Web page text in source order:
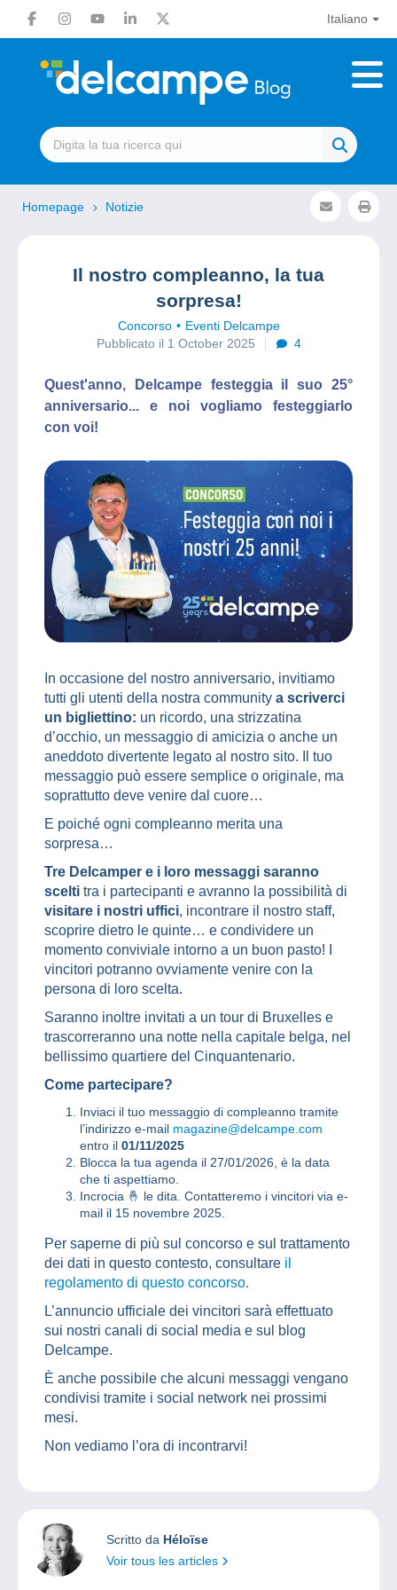
Italiano
Homepage Notizie
Il nostro compleanno, la tua
sorpresa!
Concorso
Eventi Delcampe
Pubblicato il 1 October 2025
4
Quest'anno, Delcampe festeggia il suo 25°
anniversario... e noi vogliamo festeggiarlo
con voi!
In occasione del nostro anniversario, invitiamo
tutti gli utenti della nostra community a scriverci
un bigliettino: un ricordo, una strizzatina
d’occhio, un messaggio di amicizia o anche un
aneddoto divertente legato al nostro sito. Il tuo
messaggio può essere semplice o originale, ma
soprattutto deve venire dal cuore…
E poiché ogni compleanno merita una
sorpresa…
Tre Delcamper e i loro messaggi saranno
scelti tra i partecipanti e avranno la possibilità di
visitare i nostri uffici, incontrare il nostro staff,
scoprire dietro le quinte… e condividere un
momento conviviale intorno a un buon pasto! I
vincitori potranno ovviamente venire con la
persona di loro scelta.
Saranno inoltre invitati a un tour di Bruxelles e
trascorreranno una notte nella capitale belga, nel
bellissimo quartiere del Cinquantenario.
Come partecipare?
Inviaci il tuo messaggio di compleanno tramite
l’indirizzo e-mail magazine@delcampe.com
entro il 01/11/2025
Blocca la tua agenda il 27/01/2026, è la data
che ti aspettiamo.
Incrocia 🤞 le dita. Contatteremo i vincitori via e-
mail il 15 novembre 2025.
Per saperne di più sul concorso e sul trattamento
dei dati in questo contesto, consultare il
regolamento di questo concorso.
L’annuncio ufficiale dei vincitori sarà effettuato
sui nostri canali di social media e sul blog
Delcampe.
È anche possibile che alcuni messaggi vengano
condivisi tramite i social network nei prossimi
mesi.
Non vediamo l’ora di incontrarvi!
Scritto da Héloïse
Voir tous les articles